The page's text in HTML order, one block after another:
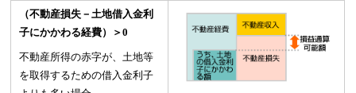
（不動産損失－土地借入金利
子にかかわる経費）＞0
不動産所得の赤字が、土地等
を取得するための借入金利子